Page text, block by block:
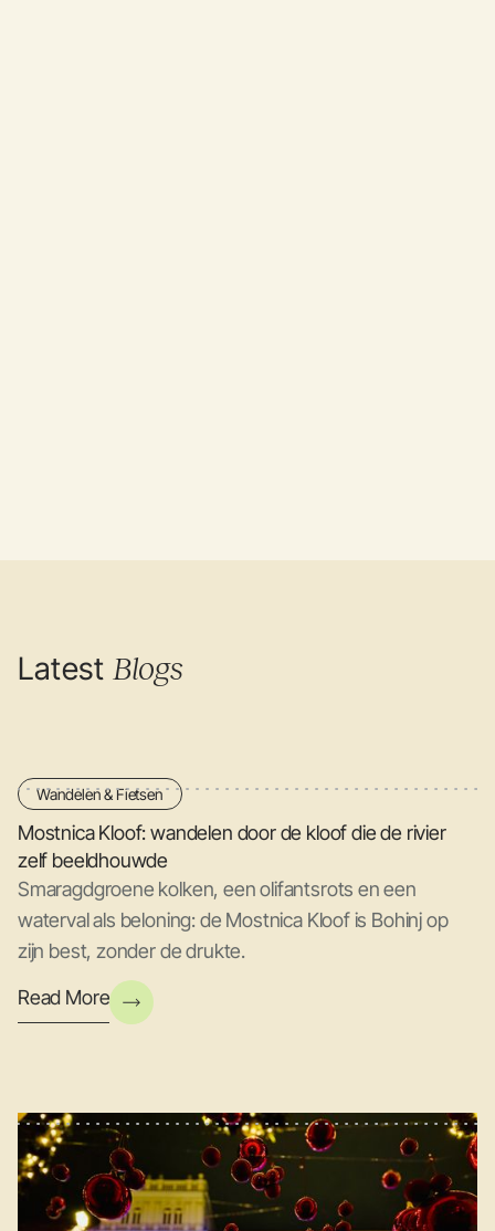
Latest Blogs
Wandelen & Fietsen
Mostnica Kloof: wandelen door de kloof die de rivier
zelf beeldhouwde
Smaragdgroene kolken, een olifantsrots en een
waterval als beloning: de Mostnica Kloof is Bohinj op
zijn best, zonder de drukte.
Read More